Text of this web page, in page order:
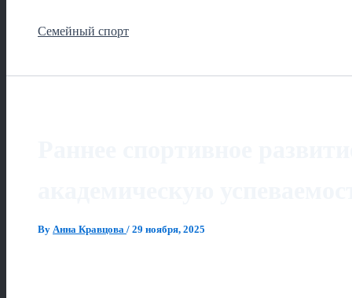
Семейный спорт
By Анна Кравцова / 29 ноября, 2025